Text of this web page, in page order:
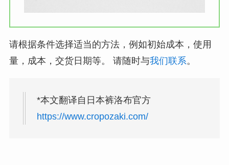
请根据条件选择适当的方法，例如初始成本，使用
量，成本，交货日期等。 请随时与我们联系。
*本文翻译自日本裤洛布官方
https://www.cropozaki.com/